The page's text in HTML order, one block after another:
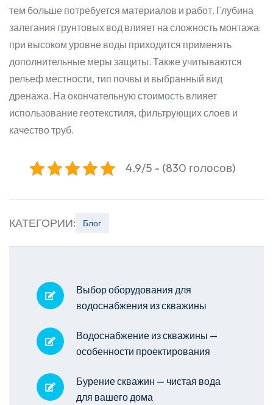
тем больше потребуется материалов и работ. Глубина
залегания грунтовых вод влияет на сложность монтажа:
при высоком уровне воды приходится применять
дополнительные меры защиты. Также учитываются
рельеф местности, тип почвы и выбранный вид
дренажа. На окончательную стоимость влияет
использование геотекстиля, фильтрующих слоев и
качество труб.
4.9/5 - (830 голосов)
КАТЕГОРИИ: Блог
Выбор оборудования для
водоснабжения из скважины
Водоснабжение из скважины —
особенности проектирования
Бурение скважин — чистая вода
для вашего дома